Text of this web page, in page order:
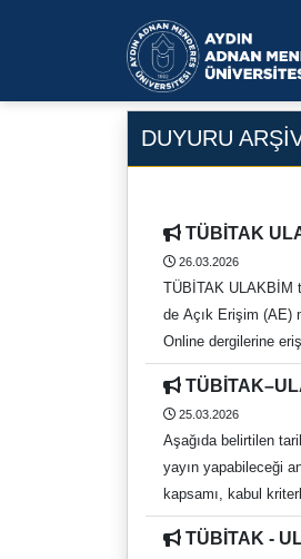
Aydın
DUYURU
TÜBİTAK
26.03.2026
TÜBİTAK ULAKBİM
de Açık Erişim (AE)
Online dergilerine
doğrultusunda yıllık
Anlaşma kriterlerine
Destek Kriterleri
Erişimine Açık
Fonlanan AE Dergi
Kütüphane Veri
25.03.2026
Aşağıda belirtilen tarihlerde
yayın yapabileceği
kapsamı, kabul
gerekmektedir.
TUBİTAK ULAKBİM-
TÜBİTAK -